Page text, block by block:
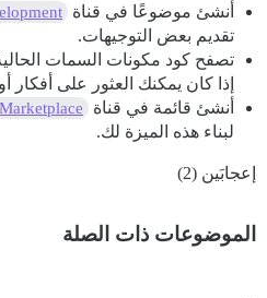
أنشئ موضوعًا في قناة
تقديم بعض التوجيهات.
تصفح كود مكونات السمات
إذا كان يمكنك العثور على أفكار
أنشئ قائمة في قناة
Marketplace
لبناء هذه الميزة لك.
إعجابَين (2)
الموضوعات ذات الصلة